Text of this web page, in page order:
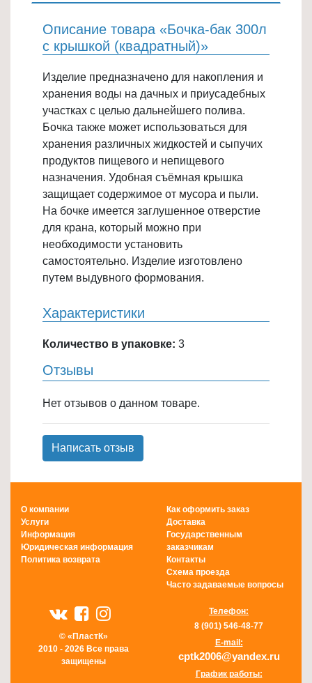
Описание товара «Бочка-бак 300л
с крышкой (квадратный)»
Изделие предназначено для накопления и
хранения воды на дачных и приусадебных
участках с целью дальнейшего полива.
Бочка также может использоваться для
хранения различных жидкостей и сыпучих
продуктов пищевого и непищевого
назначения. Удобная съёмная крышка
защищает содержимое от мусора и пыли.
На бочке имеется заглушенное отверстие
для крана, который можно при
необходимости установить
самостоятельно. Изделие изготовлено
путем выдувного формования.
Характеристики
Количество в упаковке: 3
Отзывы
Нет отзывов о данном товаре.
Написать отзыв
О компании
Услуги
Информация
Юридическая информация
Политика возврата
Как оформить заказ
Доставка
Государственным
заказчикам
Контакты
Схема проезда
Часто задаваемые вопросы
© «ПластК»
2010 - 2026 Все права
защищены
Телефон:
8 (901) 546-48-77
E-mail:
cptk2006@yandex.ru
График работы:
Товары
ванной
туалета
Товары
Товары